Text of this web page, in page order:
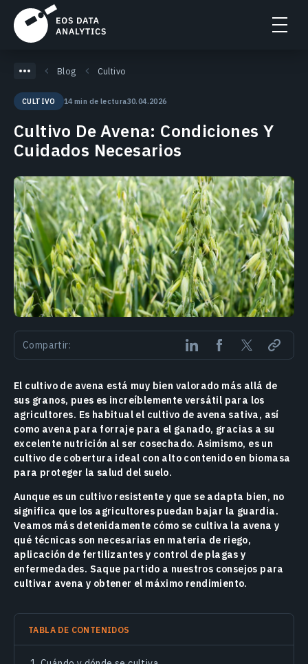
Blog Cultivo
CULTIVO 14 min de lectura30.04.2026
Cultivo De Avena: Condiciones Y
Cuidados Necesarios
Compartir:
El cultivo de avena está muy bien valorado más allá de
sus granos, pues es increíblemente versátil para los
agricultores. Es habitual el cultivo de avena sativa, así
como avena para forraje para el ganado, gracias a su
excelente nutrición al ser cosechado. Asimismo, es un
cultivo de cobertura ideal con alto contenido en biomasa
para proteger la salud del suelo.
Aunque es un cultivo resistente y que se adapta bien, no
significa que los agricultores puedan bajar la guardia.
Veamos más detenidamente cómo se cultiva la avena y
qué técnicas son necesarias en materia de riego,
aplicación de fertilizantes y control de plagas y
enfermedades. Saque partido a nuestros consejos para
cultivar avena y obtener el máximo rendimiento.
TABLA DE CONTENIDOS